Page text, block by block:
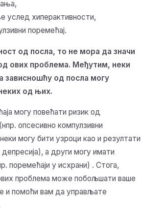
хиперактивности,
поремећај.
од посла, то не мора да значи
ових проблема. Међутим, неки
зависношћу од посла могу
од њих.
могу повећати ризик од
опсесивно компулзивни
могу бити узроци као и резултати
а други могу имати
поремећаји у исхрани) . Стога,
проблема може побољшати ваше
и помоћи вам да управљате